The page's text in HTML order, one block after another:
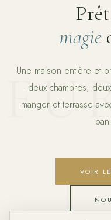
magie
Une maison entière et
- deux chambres,
manger et terrasse
VOIR